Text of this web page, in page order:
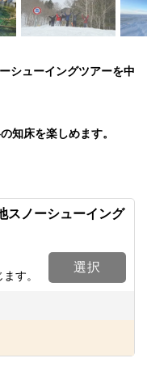
シューイングツアーを中
知床を楽しめます。
スノーシューイング
す。
選択